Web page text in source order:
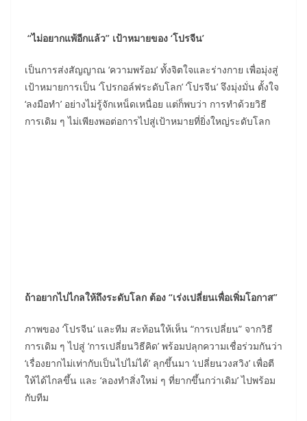
“ไม่อยากแพ้อีกแล้ว” เป้าหมายของ ‘โปรจีน’
เป็นการส่งสัญญาณ ‘ความพร้อม’ ทั้งจิตใจและร่างกาย เพื่อมุ่งสู่
เป้าหมายการเป็น ‘โปรกอล์ฟระดับโลก’ ‘โปรจีน’ จึงมุ่งมั่น ตั้งใจ
‘ลงมือทำ’ อย่างไม่รู้จักเหน็ดเหนื่อย แต่ก็พบว่า การทำด้วยวิธี
การเดิม ๆ ไม่เพียงพอต่อการไปสู่เป้าหมายที่ยิ่งใหญ่ระดับโลก
ถ้าอยากไปไกลให้ถึงระดับโลก ต้อง “เร่งเปลี่ยนเพื่อเพิ่มโอกาส”
ภาพของ ‘โปรจีน’ และทีม สะท้อนให้เห็น “การเปลี่ยน” จากวิธี
การเดิม ๆ ไปสู่ ‘การเปลี่ยนวิธีคิด’ พร้อมปลุกความเชื่อร่วมกันว่า
‘เรื่องยากไม่เท่ากับเป็นไปไม่ได้’ ลุกขึ้นมา ‘เปลี่ยนวงสวิง’ เพื่อตี
ให้ได้ไกลขึ้น และ ‘ลองทำสิ่งใหม่ ๆ ที่ยากขึ้นกว่าเดิม’ ไปพร้อม
กับทีม